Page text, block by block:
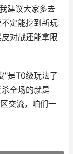
建议大家多去
不定能挖到新玩
对战还能拿限
"是T0级玩法了
全场的就是
交流，咱们一